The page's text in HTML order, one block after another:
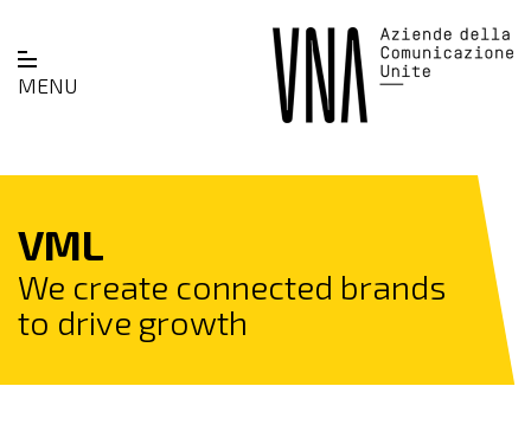
MENU
VML
We create connected brands
to drive growth